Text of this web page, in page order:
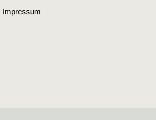
Impressum